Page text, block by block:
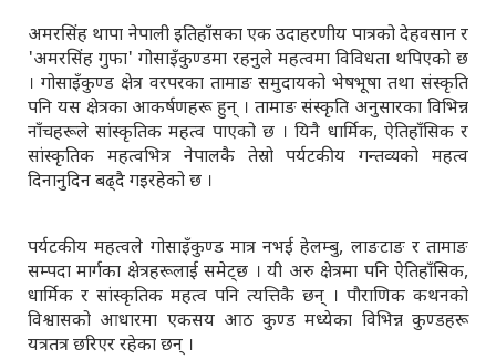
अमरसिंह थापा नेपाली इतिहाँसका एक उदाहरणीय पात्रको देहवसान र
'अमरसिंह गुफा' गोसाइँकुण्डमा रहनुले महत्वमा विविधता थपिएको छ
। गोसाइँकुण्ड क्षेत्र वरपरका तामाङ समुदायको भेषभूषा तथा संस्कृति
पनि यस क्षेत्रका आकर्षणहरू हुन् । तामाङ संस्कृति अनुसारका विभिन्न
नाँचहरूले सांस्कृतिक महत्व पाएको छ । यिनै धार्मिक, ऐतिहाँसिक र
सांस्कृतिक महत्वभित्र नेपालकै तेस्रो पर्यटकीय गन्तव्यको महत्व
दिनानुदिन बढ्दै गइरहेको छ ।
पर्यटकीय महत्वले गोसाइँकुण्ड मात्र नभई हेलम्बु, लाङटाङ र तामाङ
सम्पदा मार्गका क्षेत्रहरूलाई समेट्छ । यी अरु क्षेत्रमा पनि ऐतिहाँसिक,
धार्मिक र सांस्कृतिक महत्व पनि त्यत्तिकै छन् । पौराणिक कथनको
विश्वासको आधारमा एकसय आठ कुण्ड मध्येका विभिन्न कुण्डहरू
यत्रतत्र छरिएर रहेका छन् ।